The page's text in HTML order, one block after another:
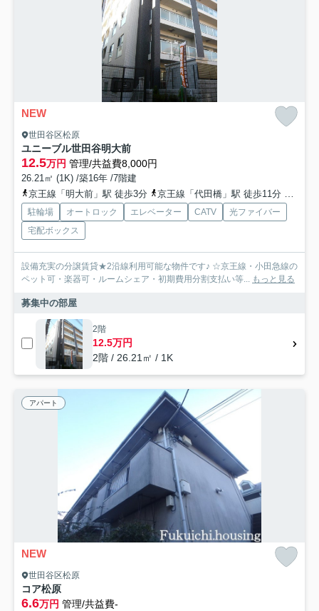
NEW
世田谷区松原
ユニーブル世田谷明大前
12.5万円 管理/共益費8,000円
26.21㎡ (1K) /築16年 /7階建
京王線「明大前」駅 徒歩3分
京王線「代田橋」駅 徒歩11分
駐輪場 オートロック エレベーター CATV
光ファイバー
宅配ボックス
設備充実の分譲賃貸★2沿線利用可能な物件です♪ ☆京王線・小田急線の
ペット可・楽器可・ルームシェア・初期費用分割支払い等...
もっと見る
募集中の部屋
2階
12.5万円
2階 / 26.21㎡ / 1K
アパート
NEW
世田谷区松原
コア松原
6.6万円 管理/共益費-